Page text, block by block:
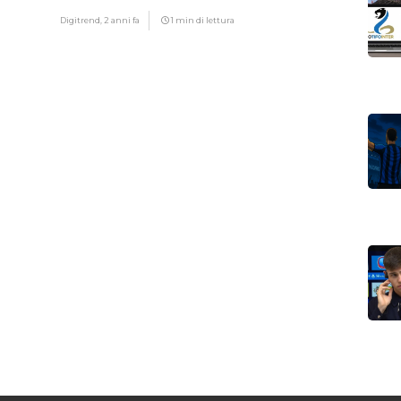
Digitrend,2 anni fa 1 min di lettura